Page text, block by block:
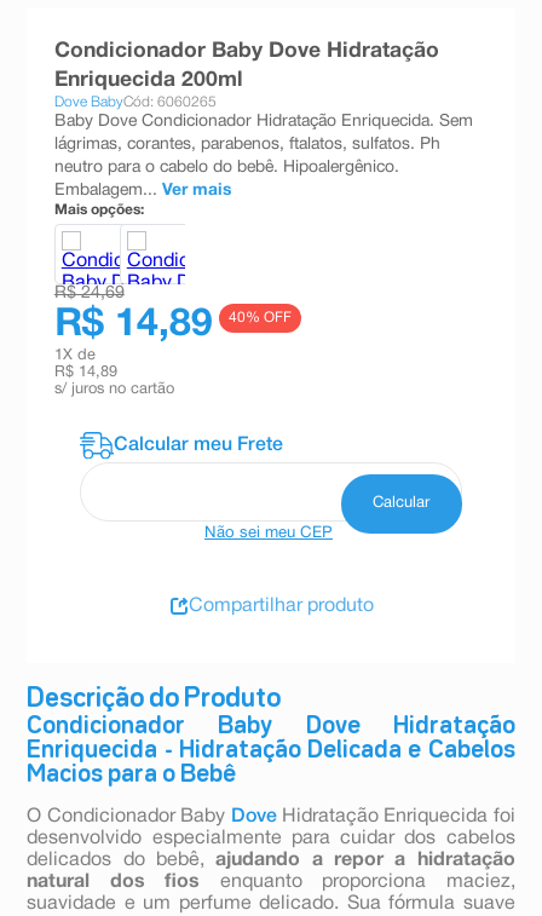
Descrição do Produto
Condicionador Baby Dove Hidratação
Enriquecida - Hidratação Delicada e Cabelos
Macios para o Bebê
O Condicionador Baby DoveHidratação Enriquecida foi
desenvolvido especialmente para cuidar dos cabelos
delicados do bebê,ajudando a repor a hidratação
natural dos fios enquanto proporciona maciez,
suavidade e um perfume delicado. Sua fórmula suave
Condicionador Baby Dove Hidratação
Enriquecida 200ml
Dove BabyCód: 6060265
Baby Dove Condicionador Hidratação Enriquecida. Sem
lágrimas, corantes, parabenos, ftalatos, sulfatos. Ph
neutro para o cabelo do bebê. Hipoalergênico.
Embalagem... Ver mais
Mais opções:
R$ 24,69
R$ 14,89 40% OFF
1 X de
R$ 14,89
s/ juros no cartão
Não sei meu CEP
Compartilhar produto
absorvente
10ºshampoo